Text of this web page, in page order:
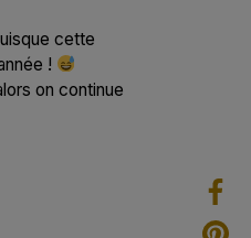
cette
!
on continue